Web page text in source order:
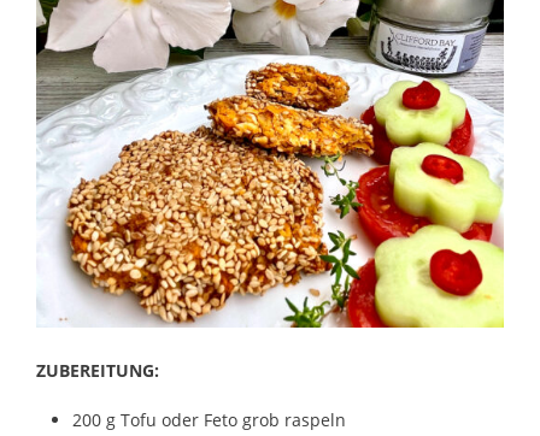
ZUBEREITUNG:
200 g Tofu oder Feto grob raspeln